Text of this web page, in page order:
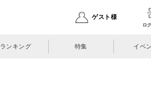
ゲスト様
ロ
ランキング 特集 イベ